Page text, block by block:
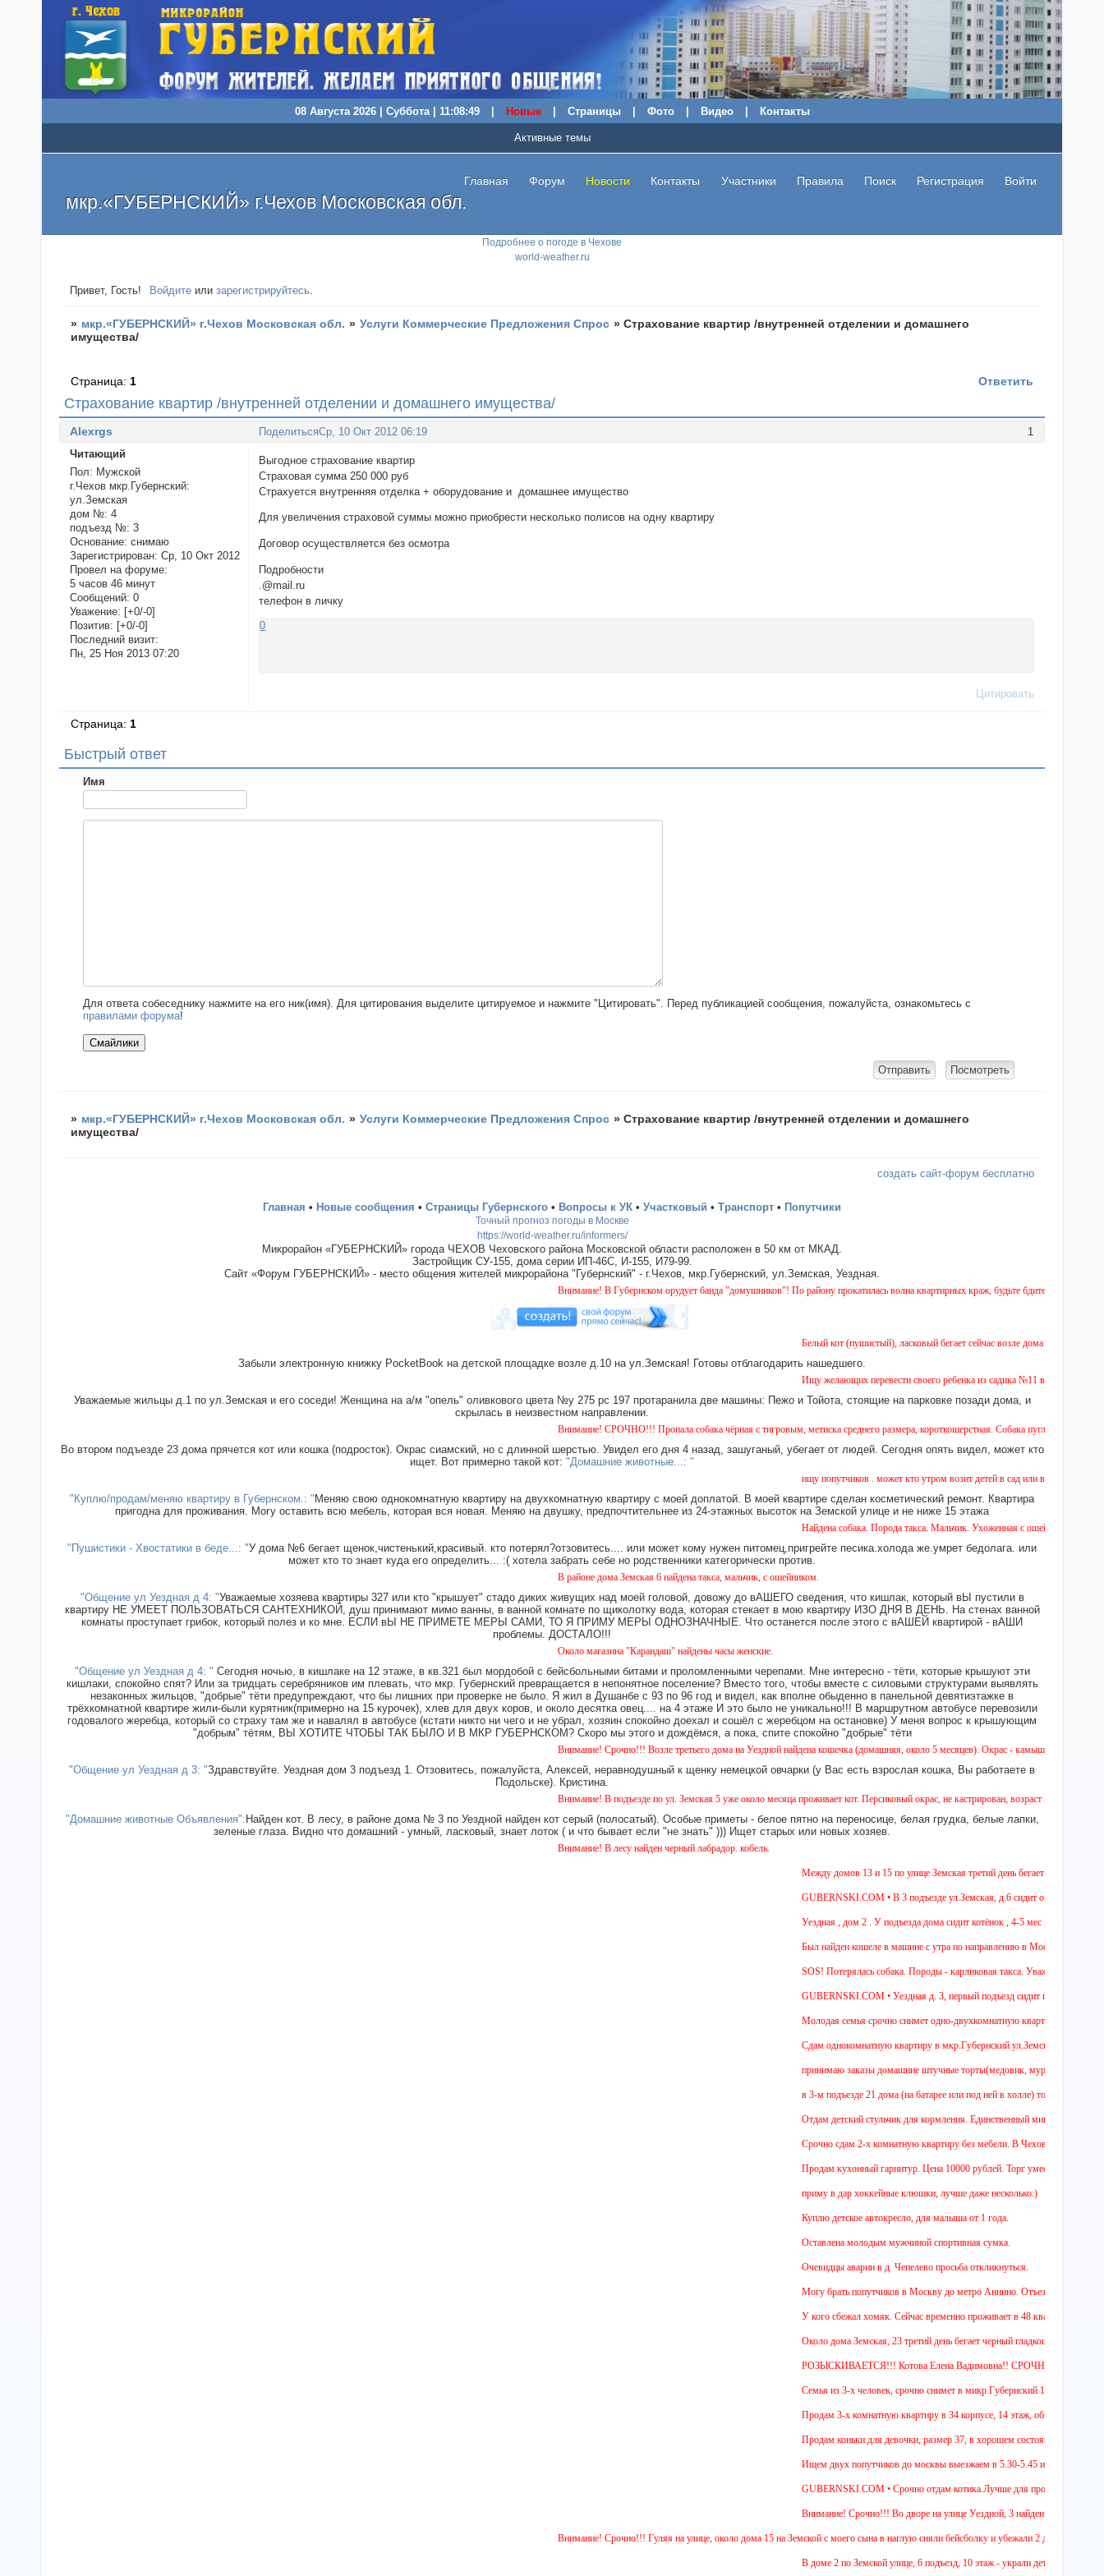
08 Августа 2026 | Суббота | 11:08:50 Новые Страницы Фото Видео Контакты
Подробнее о погоде в Чехове
world-weather.ru
мкр.«ГУБЕРНСКИЙ» г.Чехов Московская обл.
Главная Форум Новости Контакты Участники Правила Поиск Регистрация Войти
Активные темы
Привет, Гость! Войдите илизарегистрируйтесь.
» мкр.«ГУБЕРНСКИЙ» г.Чехов Московская обл. » Услуги Коммерческие Предложения Спрос »Страхование квартир /внутренней отделении и домашнего
имущества/
Страхование квартир /внутренней отделении и домашнего имущества/
Страница: 1 Ответить
Поделиться 1
Ср, 10 Окт 2012 06:19
Alexrgs
Читающий
Пол: Мужской
г.Чехов мкр.Губернский:
ул.Земская
дом №: 4
подъезд №: 3
Основание: снимаю
Зарегистрирован: Ср, 10 Окт 2012
Провел на форуме:
5 часов 46 минут
Сообщений: 0
Уважение: [+0/-0]
Позитив: [+0/-0]
Последний визит:
Пн, 25 Ноя 2013 07:20
Выгодное страхование квартир
Страховая сумма 250 000 руб
Страхуется внутренняя отделка + оборудование и домашнее имущество
Для увеличения страховой суммы можно приобрести несколько полисов на одну квартиру
Договор осуществляется без осмотра
Подробности
.@mail.ru
телефон в личку
0
Цитировать
Страница: 1
Быстрый ответ
Имя
Для ответа собеседнику нажмите на его ник(имя). Для цитирования выделите цитируемое и нажмите "Цитировать". Перед публикацией сообщения, пожалуйста, ознакомьтесь с
правилами форума!
» мкр.«ГУБЕРНСКИЙ» г.Чехов Московская обл. » Услуги Коммерческие Предложения Спрос »Страхование квартир /внутренней отделении и домашнего
имущества/
создать сайт-форум бесплатно
Главная • Новые сообщения • Страницы Губернского • Вопросы к УК • Участковый • Транспорт • Попутчики
Точный прогноз погоды в Москве
https://world-weather.ru/informers/
Микрорайон «ГУБЕРНСКИЙ» города ЧЕХОВ Чеховского района Московской области расположен в 50 км от МКАД.
Застройщик СУ-155, дома серии ИП-46С, И-155, И79-99.
Сайт «Форум ГУБЕРНСКИЙ» - место общения жителей микрорайона "Губернский" - г.Чехов, мкр.Губернский, ул.Земская, Уездная.
Внимание! В Губернском орудует банда "домушников"! По району прокатилась волна квартирных краж, будьте бдительны!
Белый кот (пушистый), ласковый бегает сейчас возле дома № 2 на Земской.
Забыли электронную книжку PocketBook на детской площадке возле д.10 на ул.Земская! Готовы отблагодарить нашедшего.
Ищу желающих перевести своего ребенка из садика №11 в садик № 26.
Уважаемые жильцы д.1 по ул.Земская и его соседи! Женщина на а/м "опель" оливкового цвета №у 275 рс 197 протаранила две машины: Пежо и Тойота, стоящие на парковке позади дома, и
скрылась в неизвестном направлении.
Внимание! СРОЧНО!!! Пропала собака чёрная с тигровым, метиска среднего размера, короткошерстная. Собака пугливая, не агрессивная.
Во втором подъезде 23 дома прячется кот или кошка (подросток). Окрас сиамский, но с длинной шерстью. Увидел его дня 4 назад, зашуганый, убегает от людей. Сегодня опять видел, может кто
ищет. Вот примерно такой кот: "Домашние животные...: "
ищу попутчиков . может кто утром возит детей в сад или в школу в город ?
"Куплю/продам/меняю квартиру в Губернском.: " Меняю свою однокомнатную квартиру на двухкомнатную квартиру с моей доплатой. В моей квартире сделан косметический ремонт. Квартира
пригодна для проживания. Могу оставить всю мебель, которая вся новая. Меняю на двушку, предпочтительнее из 24-этажных высоток на Земской улице и не ниже 15 этажа
Найдена собака. Порода такса. Мальчик. Ухоженная с ошейником. Найдена
"Пушистики - Хвостатики в беде...: "У дома №6 бегает щенок,чистенький,красивый. кто потерял?отзовитесь.... или может кому нужен питомец,пригрейте песика.холода же.умрет бедолага. или
может кто то знает куда его определить... :( хотела забрать себе но родственники категорически против.
В районе дома Земская 6 найдена такса, мальчик, с ошейником.
"Общение ул Уездная д 4: "Уважаемые хозяева квартиры 327 или кто "крышует" стадо диких живущих над моей головой, довожу до вАШЕГО сведения, что кишлак, который вЫ пустили в
квартиру НЕ УМЕЕТ ПОЛЬЗОВАТЬСЯ САНТЕХНИКОЙ, душ принимают мимо ванны, в ванной комнате по щиколотку вода, которая стекает в мою квартиру ИЗО ДНЯ В ДЕНЬ. На стенах ванной
комнаты проступает грибок, который полез и ко мне. ЕСЛИ вЫ НЕ ПРИМЕТЕ МЕРЫ САМИ, ТО Я ПРИМУ МЕРЫ ОДНОЗНАЧНЫЕ. Что останется после этого с вАШЕЙ квартирой - вАШИ
проблемы. ДОСТАЛО!!!
Около магазина "Карандаш" найдены часы женские.
"Общение ул Уездная д 4: " Сегодня ночью, в кишлаке на 12 этаже, в кв.321 был мордобой с бейсбольными битами и проломленными черепами. Мне интересно - тёти, которые крышуют эти
кишлаки, спокойно спят? Или за тридцать серебряников им плевать, что мкр. Губернский превращается в непонятное поселение? Вместо того, чтобы вместе с силовыми структурами выявлять
незаконных жильцов, "добрые" тёти предупреждают, что бы лишних при проверке не было. Я жил в Душанбе с 93 по 96 год и видел, как вполне обыденно в панельной девятиэтажке в
трёхкомнатной квартире жили-были курятник(примерно на 15 курочек), хлев для двух коров, и около десятка овец.... на 4 этаже И это было не уникально!!! В маршрутном автобусе перевозили
годовалого жеребца, который со страху там же и навалял в автобусе (кстати никто ни чего и не убрал, хозяин спокойно доехал и сошёл с жеребцом на остановке) У меня вопрос к крышующим
"добрым" тётям, ВЫ ХОТИТЕ ЧТОБЫ ТАК БЫЛО И В МКР ГУБЕРНСКОМ? Скоро мы этого и дождёмся, а пока, спите спокойно "добрые" тёти
Внимание! Срочно!!! Возле третьего дома на Уездной найдена кошечка (домашняя, около 5 месяцев). Окрас - камышовый, на один глазик
"Общение ул Уездная д 3: "Здравствуйте. Уездная дом 3 подъезд 1. Отзовитесь, пожалуйста, Алексей, неравнодушный к щенку немецкой овчарки (у Вас есть взрослая кошка, Вы работаете в
Подольске). Кристина.
Внимание! В подъезде по ул. Земская 5 уже около месяца проживает кот. Персиковый окрас, не кастрирован, возраст менее года, ухожен,
"Домашние животные Объявления": Найден кот. В лесу, в районе дома № 3 по Уездной найден кот серый (полосатый). Особые приметы - белое пятно на переносице, белая грудка, белые лапки,
зеленые глаза. Видно что домашний - умный, ласковый, знает лоток ( и что бывает если "не знать" ))) Ищет старых или новых хозяев.
Внимание! В лесу найден черный лабрадор. кобель.
Между домов 13 и 15 по улице Земская третий день бегает собака из
GUBERNSKI.COM • В 3 подъезде ул.Земская, д.6 сидит очень голодная
Уездная , дом 2 . У подъезда дома сидит котёнок , 4-5 мес , девочка.
Был найден кошеле в машине с утра по направлению в Москву,девушка
SOS! Потерялась собака. Породы - карликовая такса. Уважаемые соседи!
GUBERNSKI.COM • Уездная д. 3, первый подъезд сидит полосатый
Молодая семья срочно снимет одно-двухкомнатную квартиру на
Cдам однокомнатную квартиру в мкр.Губернский ул.Земская. Ремонт от
принимаю заказы домашние штучные торты(медовик, муравейник,
в 3-м подъезде 21 дома (на батарее или под ней в холле) тоскует и
Отдам детский стульчик для кормления. Единственный минус - нет мягкой
Срочно сдам 2-х комнатную квартиру без мебели. В Чехове буду после 15-
Продам кухонный гарнитур. Цена 10000 рублей. Торг уместен.
приму в дар хоккейные клюшки, лучше даже несколько:)
Куплю детское автокресло, для малыша от 1 года.
Оставлена молодым мужчиной спортивная сумка.
Очевидцы аварии в д. Чепелево просьба откликнуться.
Могу брать попутчиков в Москву до метро Аннино. Отъезд 6.45 от
У кого сбежал хомяк. Сейчас временно проживает в 48 квартире (9 этаж ул
Около дома Земская, 23 третий день бегает черный гладкошерстый
РОЗЫСКИВАЕТСЯ!!! Котова Елена Вадимовна!! СРОЧНО
Семья из 3-х человек, срочно снимет в микр.Губернский 1 или 2-х
Продам 3-х комнатную квартиру в 34 корпусе, 14 этаж, общ. пл. 88 м. Цена
Продам коньки для девочки, размер 37, в хорошем состоянии.
Ищем двух попутчиков до москвы выезжаем в 5.30-5.45 и обратно в 18.00
GUBERNSKI.COM • Срочно отдам котика.Лучше для проживания в
Внимание! Срочно!!! Во дворе на улице Уездной, 3 найден щенок. Осмотрен
Внимание! Срочно!!! Гуляя на улице, около дома 15 на Земской с моего сына в наглую сняли бейсболку и убежали 2 девочки.Одну из низ
В доме 2 по Земской улице, 6 подъезд, 10 этаж - украли детский снегокат